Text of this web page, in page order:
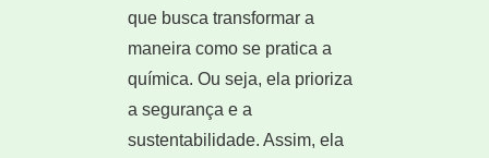
que busca transformar a
maneira como se pratica a
química. Ou seja, ela prioriza
a segurança e a
sustentabilidade. Assim, ela